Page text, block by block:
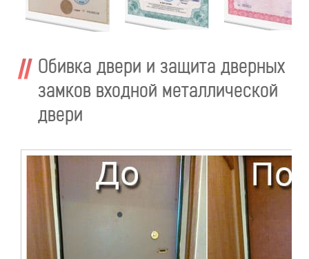
Обивка двери и защита дверных
замков входной металлической
двери